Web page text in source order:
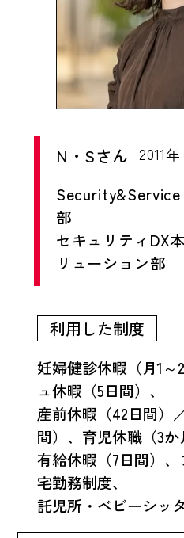
N・Sさん 2011年
部
セキュリティDX
リューション部
利用した制度
妊婦健診休暇（月1
ュ休暇（5日間）、
産前休暇（42日間）
間）、育児休職（3か
有給休暇（7日間）
宅勤務制度、
託児所・ベビーシッ